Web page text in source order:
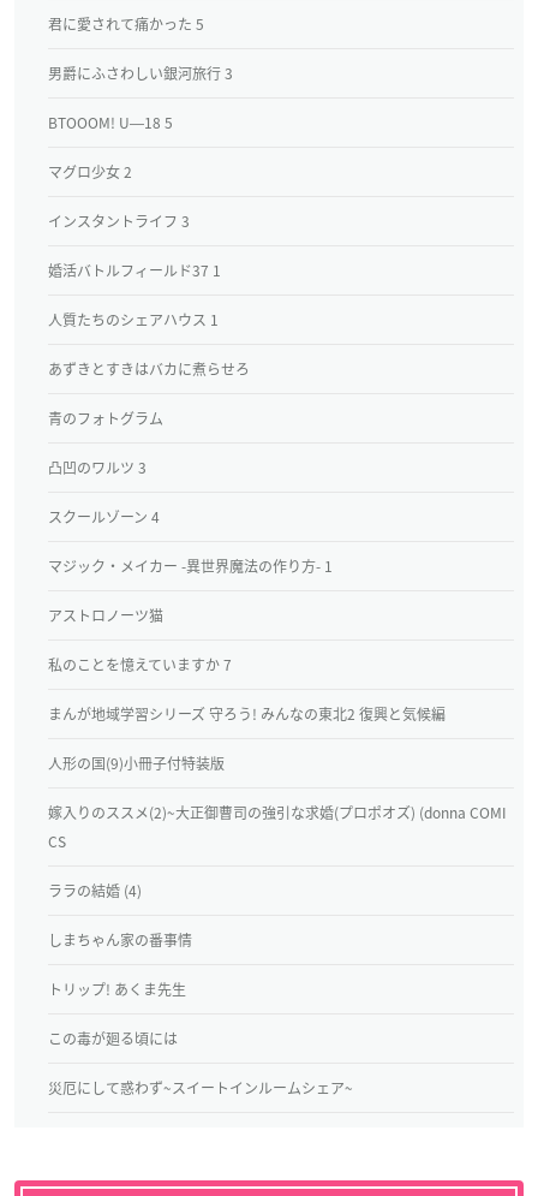
君に愛されて痛かった 5
男爵にふさわしい銀河旅行 3
BTOOOM! U―18 5
マグロ少女 2
インスタントライフ 3
婚活バトルフィールド37 1
人質たちのシェアハウス 1
あずきとすきはバカに煮らせろ
青のフォトグラム
凸凹のワルツ 3
スクールゾーン 4
マジック・メイカー -異世界魔法の作り方- 1
アストロノーツ猫
私のことを憶えていますか 7
まんが地域学習シリーズ 守ろう! みんなの東北2 復興と気候編
人形の国(9)小冊子付特装版
嫁入りのススメ(2)~大正御曹司の強引な求婚(プロポオズ) (donna COMI
CS
ララの結婚 (4)
しまちゃん家の番事情
トリップ! あくま先生
この毒が廻る頃には
災厄にして惑わず~スイートインルームシェア~